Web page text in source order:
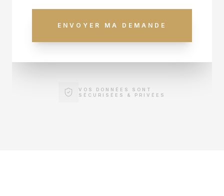
ENVOYER MA DEMANDE
VOS DONNÉES SONT
SÉCURISÉES & PRIVÉES